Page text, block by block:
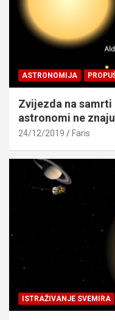
ASTRONOMIJA
Zvijezda na samrti
astronomi ne
24/12/2019 Faris
ISTRAŽIVANJE SVEMIRA